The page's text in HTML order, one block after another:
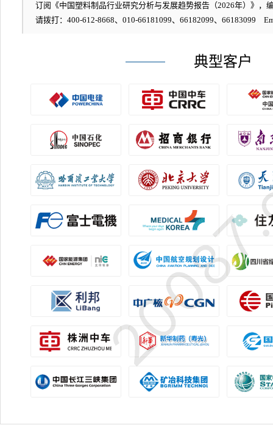
订阅《中国塑料制品行业研究分析与发展趋势报告（2026年）》，
请拨打：400-612-8668、010-66181099、66182099、66183099
典型客户